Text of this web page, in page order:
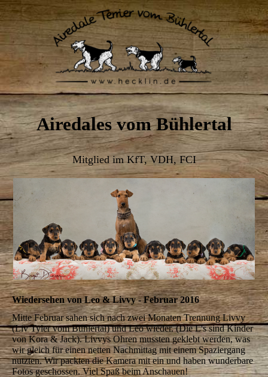
Airedales vom Bühlertal
Mitglied im KfT, VDH, FCI
Wiedersehen von Leo & Livvy - Februar 2016
Mitte Februar sahen sich nach zwei Monaten Trennung Livvy
(Liv Tyler vom Bühlertal) und Leo wieder. (Die L's sind Kinder
von Kora & Jack). Livvys Ohren mussten geklebt werden, was
wir gleich für einen netten Nachmittag mit einem Spaziergang
nutzten. Wir packten die Kamera mit ein und haben wunderbare
Fotos geschossen. Viel Spaß beim Anschauen!